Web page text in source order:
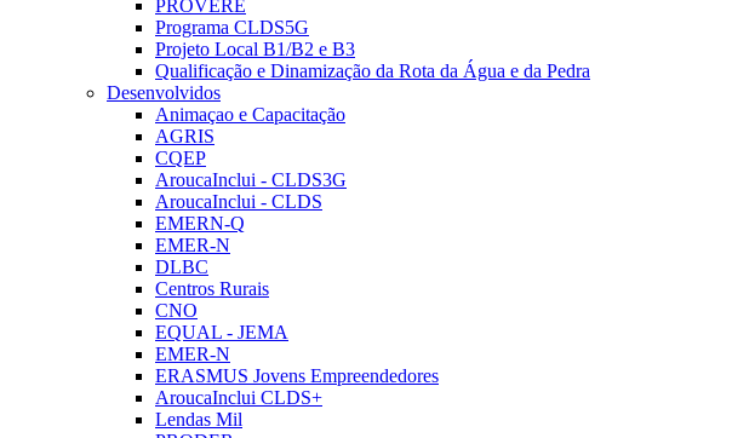
PROVERE
Programa CLDS5G
Projeto Local B1/B2 e B3
Qualificação e Dinamização da Rota da Água e da Pedra
Desenvolvidos
Animaçao e Capacitação
AGRIS
CQEP
AroucaInclui - CLDS3G
AroucaInclui - CLDS
EMERN-Q
EMER-N
DLBC
Centros Rurais
CNO
EQUAL - JEMA
EMER-N
ERASMUS Jovens Empreendedores
AroucaInclui CLDS+
Lendas Mil